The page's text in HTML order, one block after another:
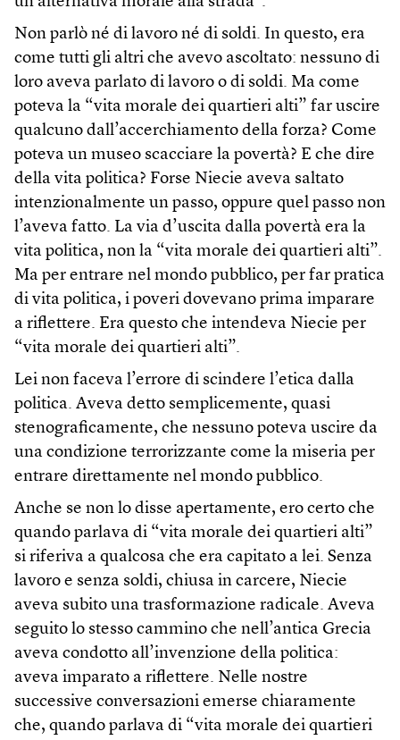
Non parlò né di lavoro né di soldi. In questo, era
come tutti gli altri che avevo ascoltato: nessuno di
loro aveva parlato di lavoro o di soldi. Ma come
poteva la “vita morale dei quartieri alti” far uscire
qualcuno dall’accerchiamento della forza? Come
poteva un museo scacciare la povertà? E che dire
della vita politica? Forse Niecie aveva saltato
intenzionalmente un passo, oppure quel passo non
l’aveva fatto. La via d’uscita dalla povertà era la
vita politica, non la “vita morale dei quartieri alti”.
Ma per entrare nel mondo pubblico, per far pratica
di vita politica, i poveri dovevano prima imparare
a riflettere. Era questo che intendeva Niecie per
“vita morale dei quartieri alti”.
Lei non faceva l’errore di scindere l’etica dalla
politica. Aveva detto semplicemente, quasi
stenograficamente, che nessuno poteva uscire da
una condizione terrorizzante come la miseria per
entrare direttamente nel mondo pubblico.
Anche se non lo disse apertamente, ero certo che
quando parlava di “vita morale dei quartieri alti”
si riferiva a qualcosa che era capitato a lei. Senza
lavoro e senza soldi, chiusa in carcere, Niecie
aveva subito una trasformazione radicale. Aveva
seguito lo stesso cammino che nell’antica Grecia
aveva condotto all’invenzione della politica:
aveva imparato a riflettere. Nelle nostre
successive conversazioni emerse chiaramente
che, quando parlava di “vita morale dei quartieri